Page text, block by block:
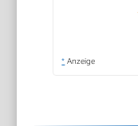
* Anzeige